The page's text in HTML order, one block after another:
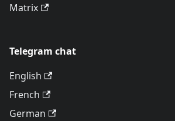
Matrix
Telegram chat
English
French
German